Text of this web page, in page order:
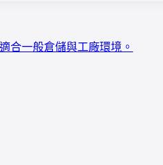
合一般倉儲與工廠環境。